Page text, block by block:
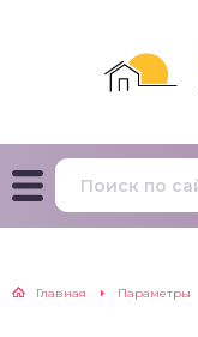
Главная Параметры